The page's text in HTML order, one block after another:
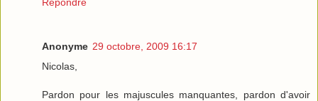
Anonyme 29 octobre, 2009 16:17
Nicolas,
Pardon pour les majuscules manquantes, pardon d'avoir